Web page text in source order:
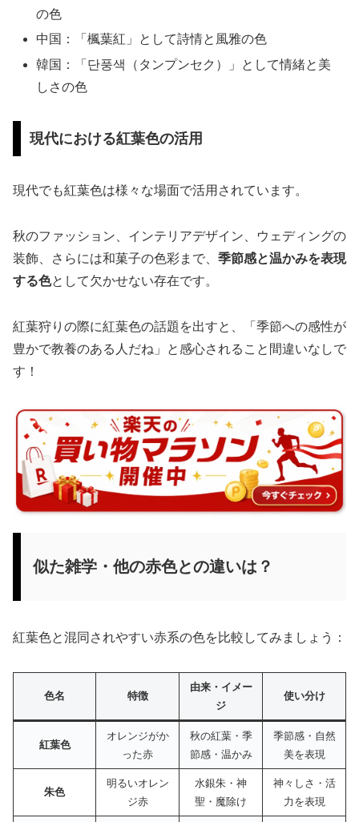
の色
中国：「楓葉紅」として詩情と風雅の色
韓国：「단풍색（タンプンセク）」として情緒と美
しさの色
現代における紅葉色の活用
現代でも紅葉色は様々な場面で活用されています。
秋のファッション、インテリアデザイン、ウェディングの
装飾、さらには和菓子の色彩まで、 季節感と温かみを表現
する色として欠かせない存在です。
紅葉狩りの際に紅葉色の話題を出すと、「季節への感性が
豊かで教養のある人だね」と感心されること間違いなしで
す！
似た雑学・他の赤色との違いは？
紅葉色と混同されやすい赤系の色を比較してみましょう：
色名 特徴
由来・イメー
ジ
使い分け
紅葉色
オレンジがか
った赤
秋の紅葉・季
節感・温かみ
季節感・自然
美を表現
朱色
明るいオレン
ジ赤
水銀朱・神
聖・魔除け
神々しさ・活
力を表現